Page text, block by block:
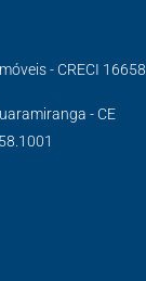
- CRECI 16658
- CE